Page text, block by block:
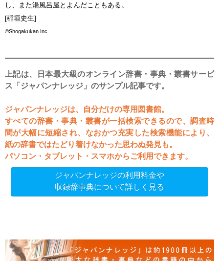
し、また湯風呂屋とよんだこともある。
[稲垣史生]
©Shogakukan Inc.
上記は、日本最大級のオンライン辞書・事典・叢書サービ
ス「ジャパンナレッジ」のサンプル記事です。
ジャパンナレッジは、自分だけの専用図書館。
すべての辞書・事典・叢書が一括検索できるので、調査時
間が大幅に短縮され、なおかつ充実した検索機能により、
紙の辞書ではたどり着けなかった思わぬ発見も。
パソコン・タブレット・スマホからご利用できます。
ジャパンナレッジの利用料金や
収録辞事典について詳しく見る